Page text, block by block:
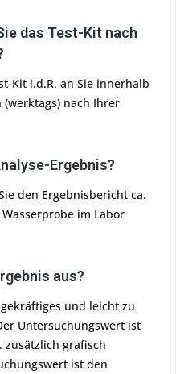
das Test-Kit nach
Kit i.d.R. an Sie innerhalb
nach Ihrer
Ergebnis?
den Ergebnisbericht ca.
im Labor
aus?
und leicht zu
Untersuchungswert ist
grafisch
ist den